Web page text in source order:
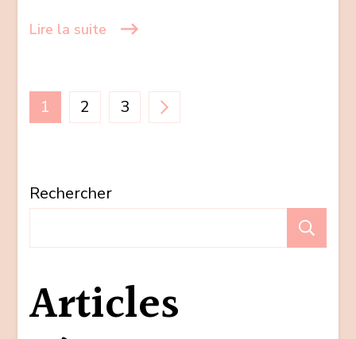
Lire la suite
Pagination
des
publications
PAGE
1 PAGE
2 PAGE
3
Rechercher
Articles